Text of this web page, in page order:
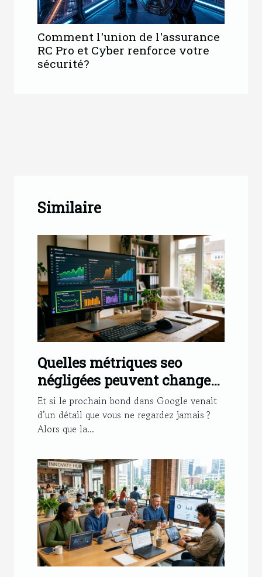
Comment l'union de l'assurance
RC Pro et Cyber renforce votre
sécurité?
Similaire
Quelles métriques seo
négligées peuvent changer
le classement d’un site
Et si le prochain bond dans Google venait
d’un détail que vous ne regardez jamais ?
Alors que la...